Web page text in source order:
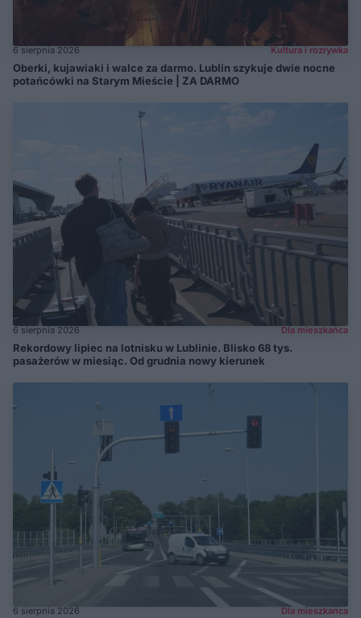
6 sierpnia 2026 Kultura i rozrywka
Oberki, kujawiaki i walce za darmo. Lublin szykuje dwie nocne
potańcówki na Starym Mieście | ZA DARMO
6 sierpnia 2026 Dla mieszkańca
Rekordowy lipiec na lotnisku w Lublinie. Blisko 68 tys.
pasażerów w miesiąc. Od grudnia nowy kierunek
6 sierpnia 2026 Dla mieszkańca